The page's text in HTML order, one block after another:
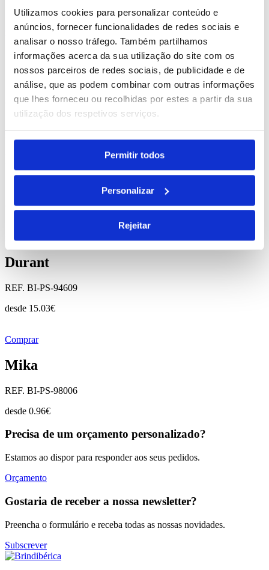
Utilizamos cookies para personalizar conteúdo e
anúncios, fornecer funcionalidades de redes sociais e
analisar o nosso tráfego. Também partilhamos
informações acerca da sua utilização do site com os
nossos parceiros de redes sociais, de publicidade e de
análise, que as podem combinar com outras informações
que lhes forneceu ou recolhidas por estes a partir da sua
utilização dos respetivos serviços.
Permitir todos
Personalizar
Rejeitar
Comprar
Busan
REF. BI-PS-92567
desde 8.98€
Comprar
desde 9.47€
Comprar
Durant
REF. BI-PS-94609
desde 15.03€
Comprar
Mika
REF. BI-PS-98006
desde 0.96€
Precisa de um orçamento personalizado?
Estamos ao dispor para responder aos seus pedidos.
Orçamento
Gostaria de receber a nossa newsletter?
Preencha o formulário e receba todas as nossas novidades.
Subscrever